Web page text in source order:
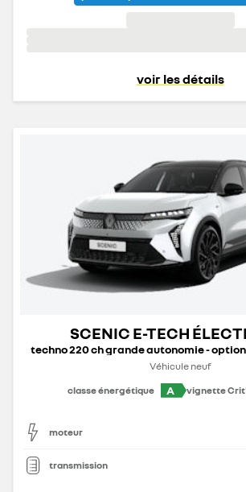
voir les détails
SCENIC E-TECH
Véhicule neuf
classe énergétique
A vignette
moteur
transmission